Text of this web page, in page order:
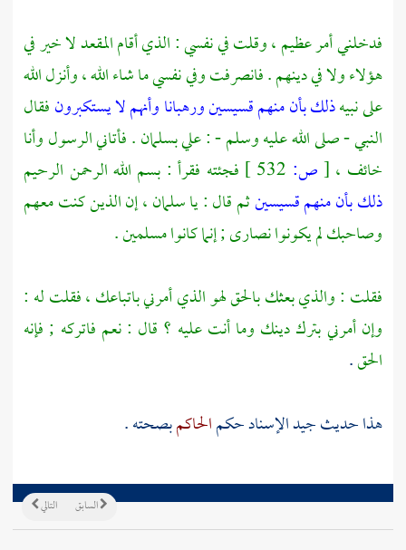
فدخلني أمر عظيم ، وقلت في نفسي : الذي أقام المقعد لا خير في
هؤلاء ولا في دينهم . فانصرفت وفي نفسي ما شاء الله ، وأنزل الله
على نبيهذلك بأن منهم قسيسين ورهبانا وأنهم لا يستكبرونفقال
النبي - صلى الله عليه وسلم - : عليبسلمان. فأتاني الرسول وأنا
خائف ، [ص:
فجئته فقرأ : بسم الله الرحمن الرحيم
ذلك بأن منهم قسيسينثم قال : ياسلمان، إن الذين كنت معهم
وصاحبك لم يكونوا نصارى ; إنما كانوا مسلمين .
فقلت : والذي بعثك بالحق لهو الذي أمرني باتباعك ، فقلت له :
وإن أمرني بترك دينك وما أنت عليه ؟ قال : نعم فاتركه ; فإنه
الحق.
هذا حديث جيد الإسناد حكمالحاكمبصحته .
التالي السابق